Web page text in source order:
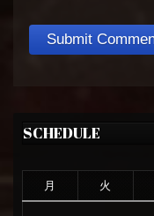
SCHEDULE
月 火